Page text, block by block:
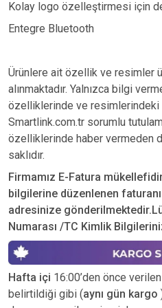
Kolay logo özelleştirmesi için
Entegre Bluetooth
Ürünlere ait özellik ve resimler
alınmaktadır. Yalnızca bilgi
özelliklerinde ve resimlerindeki
Smartlink.com.tr sorumlu
özelliklerinde haber vermeden
saklıdır.
Firmamız E-Fatura
bilgilerine düzenlenen
adresinize
Numarası /TC Kimlik
Hafta içi 16:00’den önce
belirtildiği gibi (aynı gün kargo